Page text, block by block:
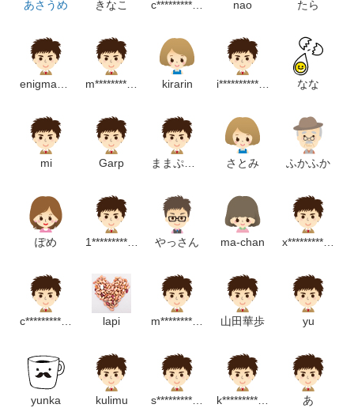
あさうめ きなこ c******************m nao たら
enigma5656 m***************m kirarin i****************t なな
mi Garp ままぷろ55 さとみ ふかふか
ぽめ 1******************m やっさん ma-chan x*****************m
c********************m lapi m***************************p 山田華歩 yu
yunka kulimu s********************m k********************p あ